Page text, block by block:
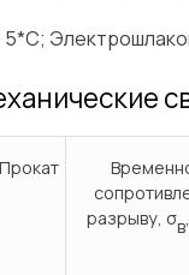
5*C;
Прокат
разрыву, σв